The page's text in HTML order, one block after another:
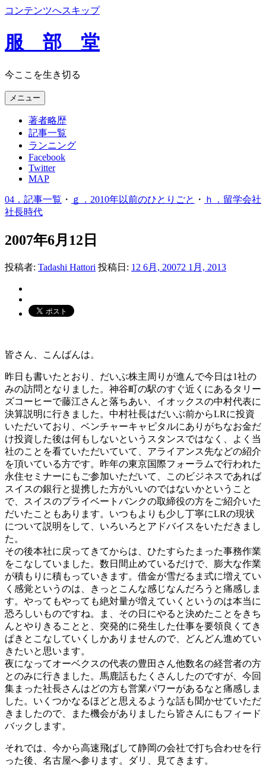
コンテンツへスキップ
服 部 堂
今ここを生き切る
メニュー
著者略歴
記事一覧
ランニング
Facebook
Twitter
MAP
04．記事一覧 ・ ｇ．2010年以前のひとりごと ・ ｈ．留学会社
社長時代
2007年6月12日
投稿者: Tadashi Hattori 投稿日: 12 6月, 20072 1月, 2013
皆さん、こんばんは。
昨日も書いたとおり、だいぶ株主周りが進んで今日は1社の
みの訪問となりました。神谷町の駅のすぐ近くにあるタリー
ズコーヒーで藤江さんと落ちあい、イオックスの中村代表に
決算説明に行きました。中村社長はだいぶ前からLRに投資
いただいており、ベンチャーキャピタルにありがちなお金だ
け投資した後は何もしないというスタンスではなく、よく当
社のことを看ていただいていて、アライアンス先などの紹介
を頂いている方です。昨年の東京国際フォーラムで行われた
永住セミナーにもご参加いただいて、このビジネスであれば
スイスの銀行と提携した方がいいのではないかということ
で、スイスのプライベートバンクの取締役の方をご紹介いた
だいたこともあります。いつもよりも少し丁寧にLRの現状
について説明をして、いろいろとアドバイスをいただきまし
た。
その後本社に戻ってきてからは、ひたすらたまった事務作業
をこなしていました。数日間止めているだけで、膨大な作業
が積もりに積もっていきます。借金が雪だるま式に増えてい
く感覚というのは、きっとこんな感じなんだろうと痛感しま
す。やってもやっても絶対量が増えていくというのは本当に
恐ろしいものですね。ま、その日にやると決めたことをきち
んとやりきることと、突発的に発生した仕事を要領良くてき
ぱきとこなしていくしかありませんので、どんどん進めてい
きたいと思います。
夜になってオーベクスの代表の豊田さん他数名の経営者の方
とのみに行きました。馬鹿話もたくさんしたのですが、今回
集まった社長さんはどの方も営業パワーがあるなと痛感しま
した。いくつかなるほどと思えるような話も聞かせていただ
きましたので、また機会がありましたら皆さんにもフィード
バックします。
それでは、今から高速飛ばして静岡の会社で打ち合わせを行
った後、名古屋へ参ります。ダリ、見てきます。